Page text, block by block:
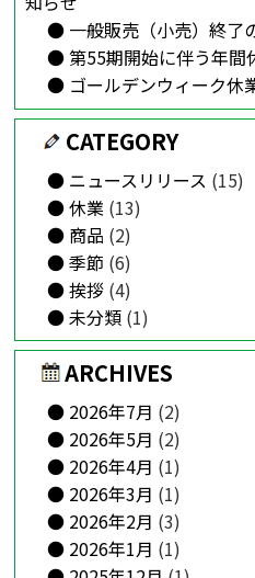
一般販売（小売）終了
第55期開始に伴う年間
ゴールデンウィーク休
CATEGORY
ニュースリリース (15)
休業 (13)
商品 (2)
季節 (6)
挨拶(4)
未分類(1)
ARCHIVES
2026年7月 (2)
2026年5月 (2)
2026年4月 (1)
2026年3月 (1)
2026年2月 (3)
2026年1月 (1)